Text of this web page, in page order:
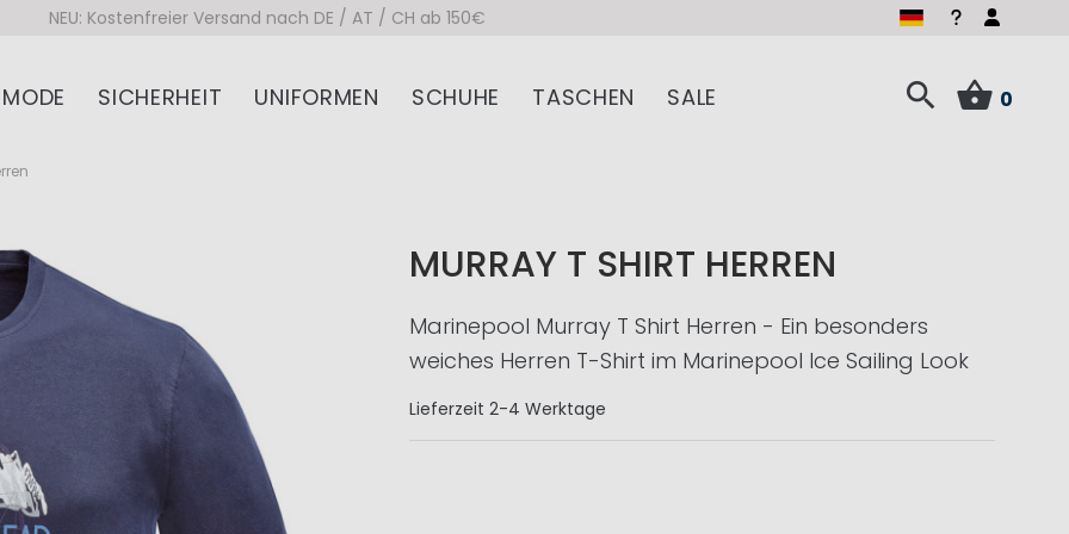
NEU: Kostenfreier Versand nach DE / AT / CH ab 150€
MODE SICHERHEIT UNIFORMEN SCHUHE TASCHEN SALE 0
MURRAY T SHIRT HERREN
Marinepool Murray T Shirt Herren - Ein besonders
weiches Herren T-Shirt im Marinepool Ice Sailing Look
Lieferzeit 2-4 Werktage